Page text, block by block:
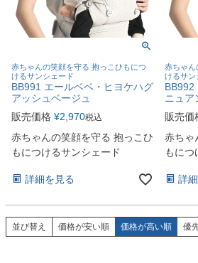
赤ちゃんの笑顔を守る 抱っこひもにつ
けるサンシェード
BB991 エールベベ・ヒヨケハグ
アッシュベージュ
販売価格 ¥2,970税込
赤ちゃんの笑顔を守る 抱っこひ
もにつけるサンシェード
詳細を見る
赤ちゃん
けるサン
BB992
ニュア
販売価
赤ちゃ
もにつ
詳
並び替え 価格が安い順 価格が高い順 優